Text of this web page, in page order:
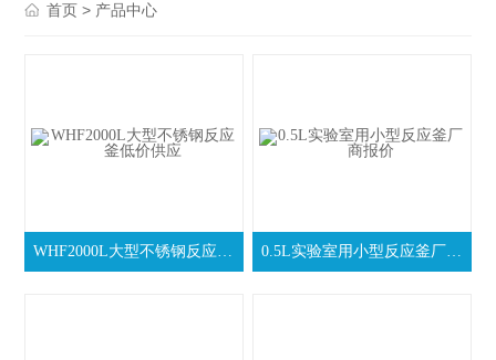
首页 > 产品中心
WHF2000L大型不锈钢反应釜低价供应 0.5L实验室用小型反应釜厂商报价